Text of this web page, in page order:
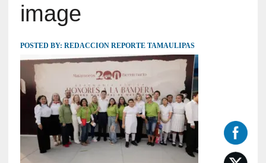
image
POSTED BY: REDACCION REPORTE TAMAULIPAS